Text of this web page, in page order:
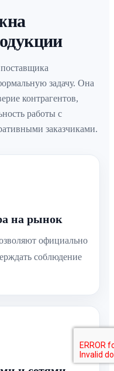
задачу. Она
контрагентов,
работы с
заказчиками.
на рынок
официально
соблюдение